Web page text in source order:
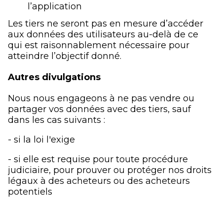
l’application
Les tiers ne seront pas en mesure d’accéder
aux données des utilisateurs au-delà de ce
qui est raisonnablement nécessaire pour
atteindre l’objectif donné.
Autres divulgations
Nous nous engageons à ne pas vendre ou
partager vos données avec des tiers, sauf
dans les cas suivants :
- si la loi l'exige
- si elle est requise pour toute procédure
judiciaire, pour prouver ou protéger nos droits
légaux à des acheteurs ou des acheteurs
potentiels